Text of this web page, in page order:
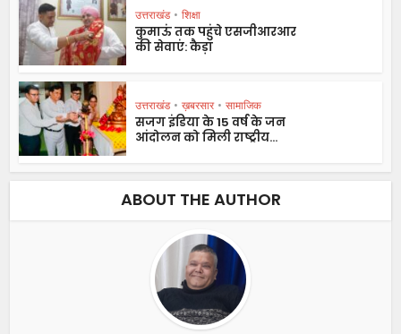
उत्तराखंड • शिक्षा
कुमाऊं तक पहुंचे एसजीआरआर
की सेवाएं: कैड़ा
उत्तराखंड • ख़बरसार • सामाजिक
सजग इंडिया के 15 वर्ष के जन
आंदोलन को मिली राष्ट्रीय...
ABOUT THE AUTHOR